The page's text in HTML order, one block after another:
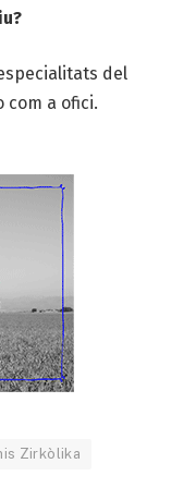
del
com a ofici.
Zirkòli­ka